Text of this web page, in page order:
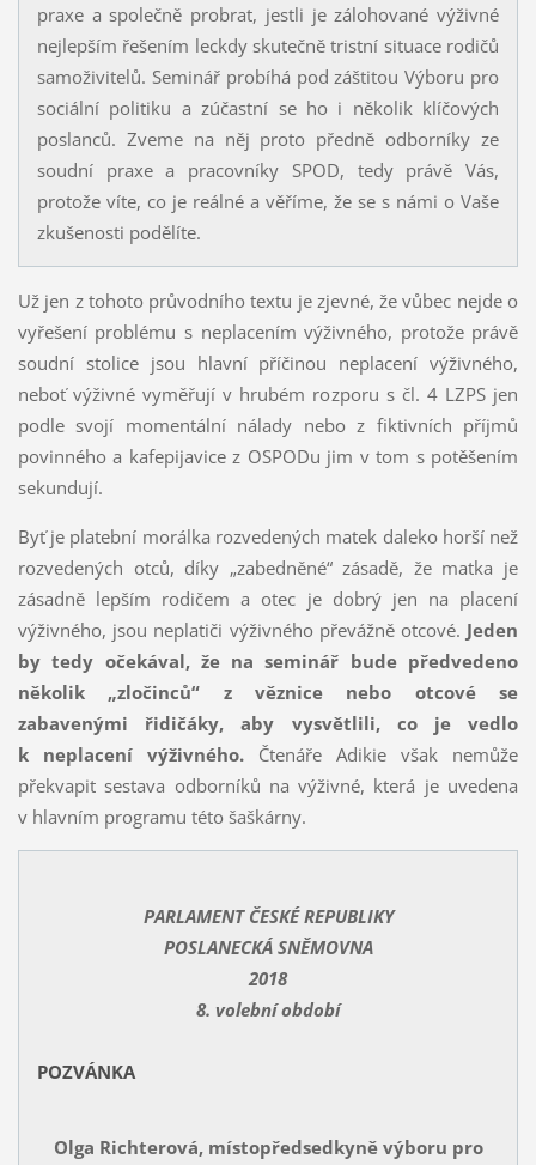
praxe a společně probrat, jestli je zálohované výživné
nejlepším řešením leckdy skutečně tristní situace rodičů
samoživitelů. Seminář probíhá pod záštitou Výboru pro
sociální politiku a zúčastní se ho i několik klíčových
poslanců. Zveme na něj proto předně odborníky ze
soudní praxe a pracovníky SPOD, tedy právě Vás,
protože víte, co je reálné a věříme, že se s námi o Vaše
zkušenosti podělíte.
Už jen z tohoto průvodního textu je zjevné, že vůbec nejde o
vyřešení problému s neplacením výživného, protože právě
soudní stolice jsou hlavní příčinou neplacení výživného,
neboť výživné vyměřují v hrubém rozporu s čl. 4 LZPS jen
podle svojí momentální nálady nebo z fiktivních příjmů
povinného a kafepijavice z OSPODu jim v tom s potěšením
sekundují.
Byť je platební morálka rozvedených matek daleko horší než
rozvedených otců, díky „zabedněné“ zásadě, že matka je
zásadně lepším rodičem a otec je dobrý jen na placení
výživného, jsou neplatiči výživného převážně otcové. Jeden
by tedy očekával, že na seminář bude předvedeno
několik „zločinců“ z věznice nebo otcové se
zabavenými řidičáky, aby vysvětlili, co je vedlo
k neplacení výživného. Čtenáře Adikie však nemůže
překvapit sestava odborníků na výživné, která je uvedena
v hlavním programu této šaškárny.
PARLAMENT ČESKÉ REPUBLIKY
POSLANECKÁ SNĚMOVNA
2018
8. volební období
POZVÁNKA
Olga Richterová, místopředsedkyně výboru pro